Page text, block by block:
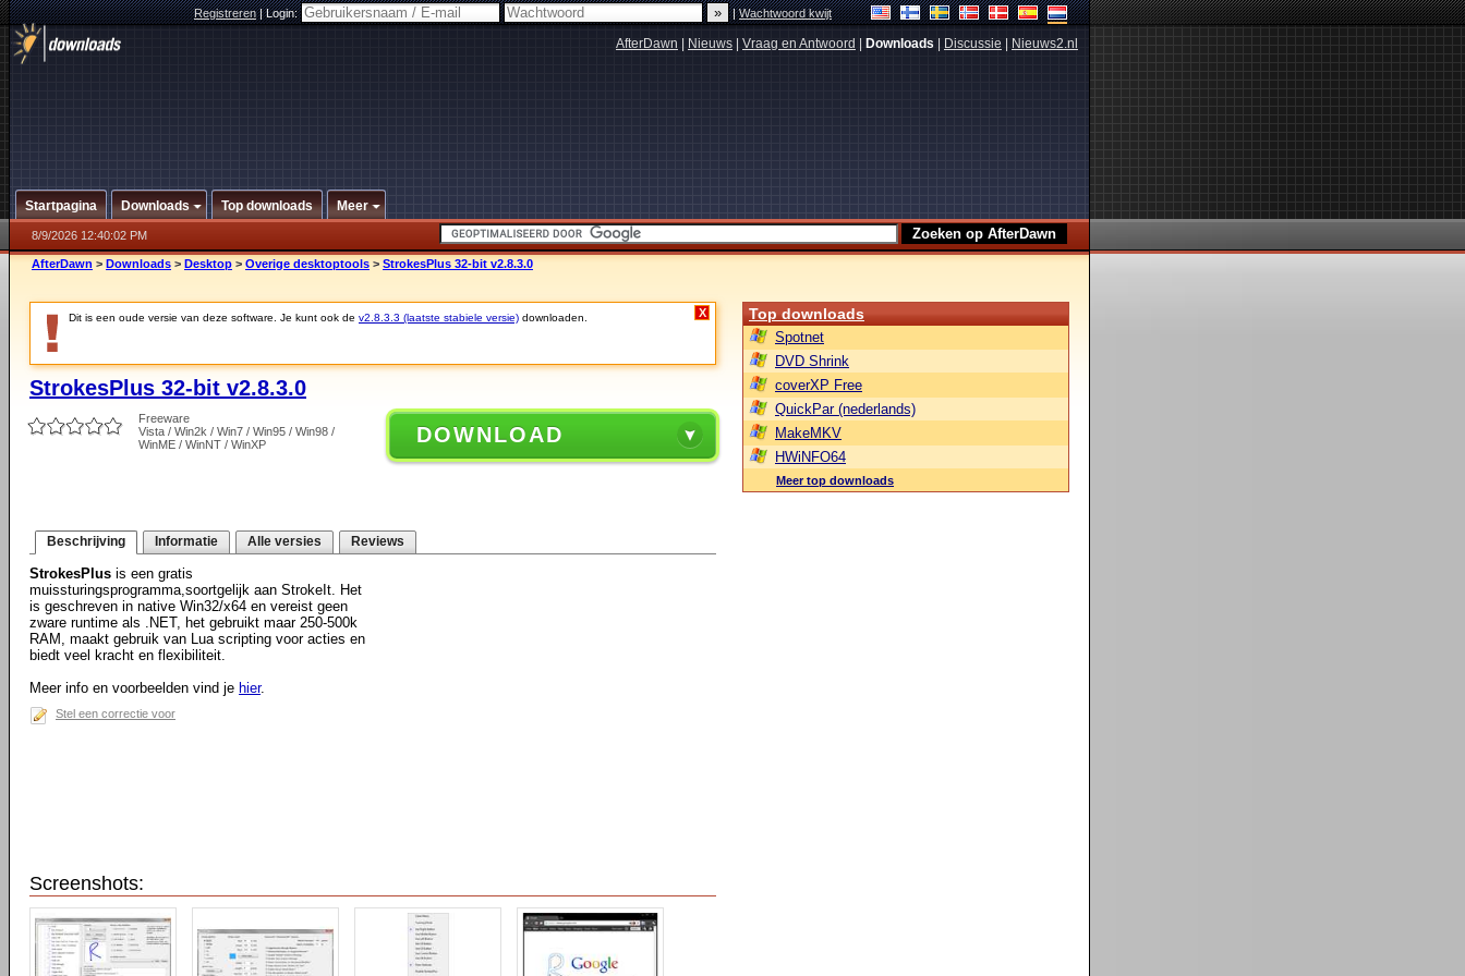
Registreren|Login: |Wachtwoord kwijt
AfterDawn Nieuws Vraag en Antwoord Downloads Discussie Nieuws2.nl
Startpagina Downloads Top downloads Meer
8/9/2026 12:40:02 PM
AfterDawn > Downloads > Desktop > Overige desktoptools > StrokesPlus 32-bit v2.8.3.0
Dit is een oude versie van deze software. Je kunt ook de v2.8.3.3 (laatste stabiele versie) downloaden. X
StrokesPlus 32-bit v2.8.3.0
Freeware
Vista / Win2k / Win7 / Win95 / Win98 /
WinME / WinNT / WinXP
DOWNLOAD
Beschrijving Informatie Alle versies Reviews
StrokesPlus is een gratis
muissturingsprogramma,soortgelijk aan StrokeIt. Het
is geschreven in native Win32/x64 en vereist geen
zware runtime als .NET, het gebruikt maar 250-500k
RAM, maakt gebruik van Lua scripting voor acties en
biedt veel kracht en flexibiliteit.
Meer info en voorbeelden vind je hier.
Stel een correctie voor
Screenshots:
Top downloads
Spotnet
DVD Shrink
coverXP Free
QuickPar (nederlands)
MakeMKV
HWiNFO64
Meer top downloads